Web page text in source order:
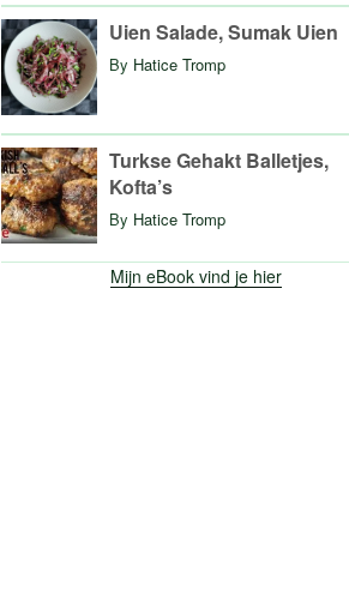
Uien Salade, Sumak Uien
By Hatice Tromp
Turkse Gehakt Balletjes,
Kofta’s
By Hatice Tromp
Mijn eBook vind je hier